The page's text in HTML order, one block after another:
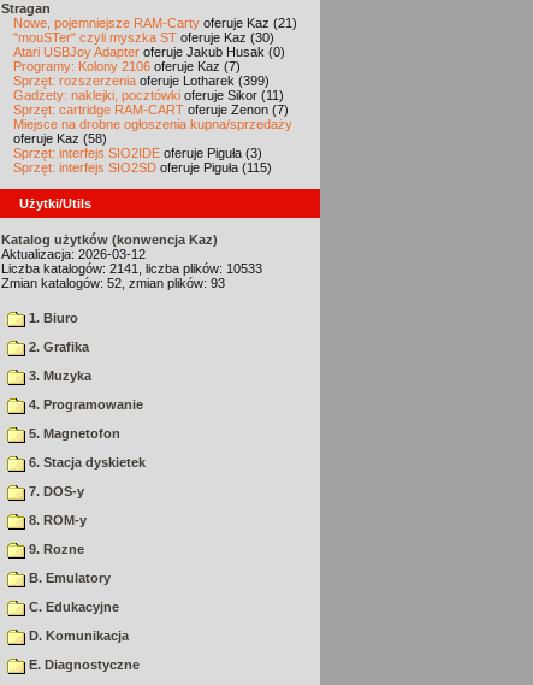
Stragan
Nowe, pojemniejsze RAM-Carty oferuje Kaz (21)
"mouSTer" czyli myszka ST oferuje Kaz (30)
Atari USBJoy Adapter oferuje Jakub Husak (0)
Programy: Kolony 2106 oferuje Kaz (7)
Sprzęt: rozszerzenia oferuje Lotharek (399)
Gadżety: naklejki, pocztówki oferuje Sikor (11)
Sprzęt: cartridge RAM-CART oferuje Zenon (7)
Miejsce na drobne ogłoszenia kupna/sprzedaży
oferuje Kaz (58)
Sprzęt: interfejs SIO2IDE oferuje Piguła (3)
Sprzęt: interfejs SIO2SD oferuje Piguła (115)
Użytki/Utils
Katalog użytków (konwencja Kaz)
Aktualizacja: 2026-03-12
Liczba katalogów: 2141, liczba plików: 10533
Zmian katalogów: 52, zmian plików: 93
1. Biuro
2. Grafika
3. Muzyka
4. Programowanie
5. Magnetofon
6. Stacja dyskietek
7. DOS-y
8. ROM-y
9. Rozne
B. Emulatory
C. Edukacyjne
D. Komunikacja
E. Diagnostyczne